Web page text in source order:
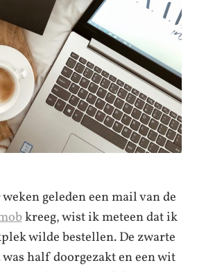
geleden een mail van de
kreeg, wist ik meteen dat ik
wilde bestellen. De zwarte
half doorgezakt en een wit